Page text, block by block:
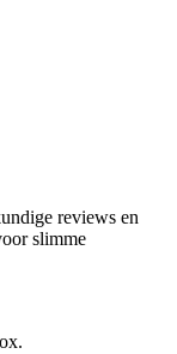
reviews en
slimme